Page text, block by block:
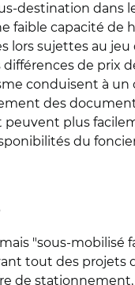
destination dans
faible capacité
lors sujettes au
de prix
conduisent à
des
plus
du
"sous-mobilisé
tout des projets
de